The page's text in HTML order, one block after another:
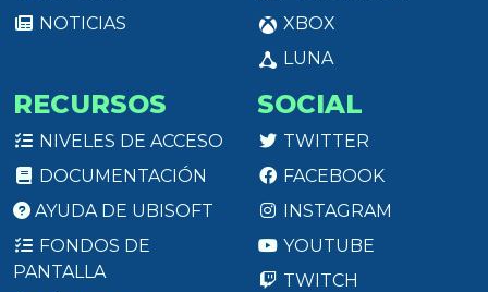
NOTICIAS
XBOX
LUNA
RECURSOS
NIVELES DE ACCESO
DOCUMENTACIÓN
AYUDA DE UBISOFT
FONDOS DE
PANTALLA
SOCIAL
TWITTER
FACEBOOK
INSTAGRAM
YOUTUBE
TWITCH